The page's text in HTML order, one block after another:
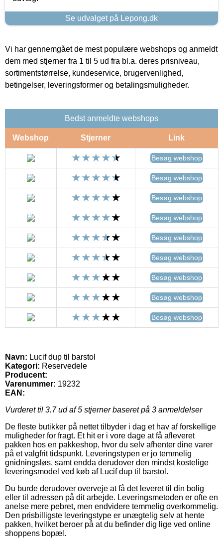
Se udvalget på Lepong.dk
Vi har gennemgået de mest populære webshops og anmeldt
dem med stjerner fra 1 til 5 ud fra bl.a. deres prisniveau,
sortimentstørrelse, kundeservice, brugervenlighed,
betingelser, leveringsformer og betalingsmuligheder.
Bedst anmeldte webshops
Webshop Stjerner Link
Besøg webshop
Besøg webshop
Besøg webshop
Besøg webshop
Besøg webshop
Besøg webshop
Besøg webshop
Besøg webshop
Besøg webshop
Navn: Lucif dup til barstol
Kategori: Reservedele
Producent:
Varenummer: 19232
EAN:
Vurderet til 3.7ud af 5 stjerner baseret på 3 anmeldelser
De fleste butikker på nettet tilbyder i dag et hav af forskellige
muligheder for fragt. Et hit er i vore dage at få afleveret
pakken hos en pakkeshop, hvor du selv afhenter dine varer
på et valgfrit tidspunkt. Leveringstypen er jo temmelig
gnidningsløs, samt endda derudover den mindst kostelige
leveringsmodel ved køb af Lucif dup til barstol.
Du burde derudover overveje at få det leveret til din bolig
eller til adressen på dit arbejde. Leveringsmetoden er ofte en
anelse mere pebret, men endvidere temmelig overkommelig.
Den prisbilligste leveringstype er unægtelig selv at hente
pakken, hvilket beroer på at du befinder dig lige ved online
shoppens bopæl.